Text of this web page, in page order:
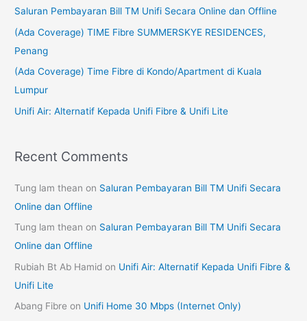
o
r
:
Saluran Pembayaran Bill TM Unifi Secara Online dan Offline
(Ada Coverage) TIME Fibre SUMMERSKYE RESIDENCES,
Penang
(Ada Coverage) Time Fibre di Kondo/Apartment di Kuala
Lumpur
Unifi Air: Alternatif Kepada Unifi Fibre & Unifi Lite
Recent Comments
Tung lam thean on Saluran Pembayaran Bill TM Unifi Secara
Online dan Offline
Tung lam thean on Saluran Pembayaran Bill TM Unifi Secara
Online dan Offline
Rubiah Bt Ab Hamid on Unifi Air: Alternatif Kepada Unifi Fibre &
Unifi Lite
Abang Fibre on Unifi Home 30 Mbps (Internet Only)